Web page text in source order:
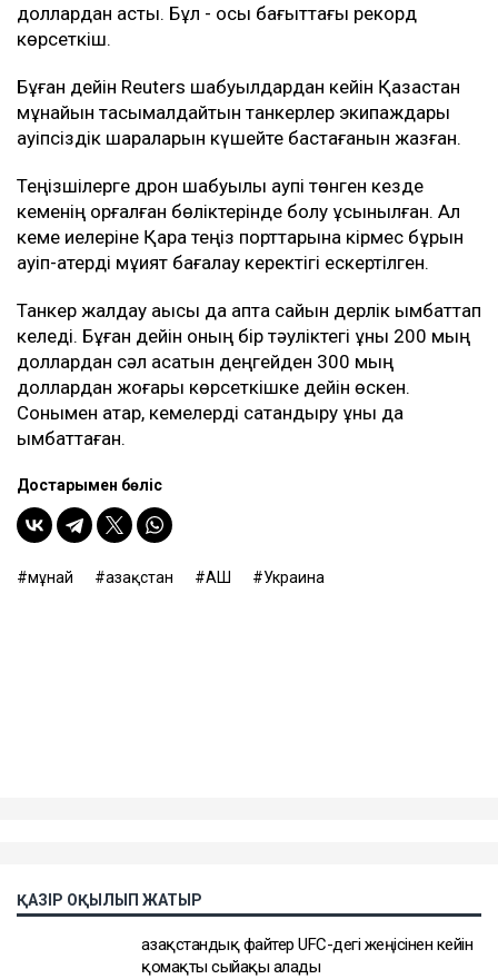
доллардан асты. Бұл - осы бағыттағы рекорд
көрсеткіш.
Бұған дейін Reuters шабуылдардан кейін Қазақстан
мұнайын тасымалдайтын танкерлер экипаждары
қауіпсіздік шараларын күшейте бастағанын жазған.
Теңізшілерге дрон шабуылы қаупі төнген кезде
кеменің қорғалған бөліктерінде болу ұсынылған. Ал
кеме иелеріне Қара теңіз порттарына кірмес бұрын
қауіп-қатерді мұқият бағалау керектігі ескертілген.
Танкер жалдау ақысы да апта сайын дерлік қымбаттап
келеді. Бұған дейін оның бір тәуліктегі құны 200 мың
доллардан сәл асатын деңгейден 300 мың
доллардан жоғары көрсеткішке дейін өскен.
Сонымен қатар, кемелерді сақтандыру құны да
қымбаттаған.
Достарыңмен бөліс
мұнай Қазақстан АҚШ Украина
ҚАЗІР ОҚЫЛЫП ЖАТЫР
Қазақстандық файтер UFC-дегі жеңісінен кейін
қомақты сыйақы алады